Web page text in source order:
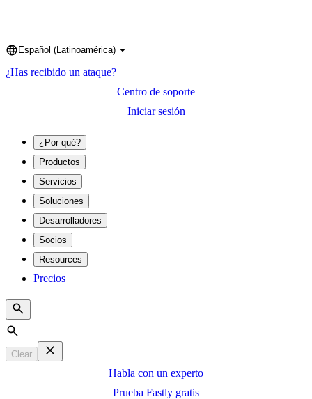
Language
Español (Latinoamérica)
¿Has recibido un ataque?
Centro de soporte
Iniciar sesión
¿Por qué?
Productos
Servicios
Soluciones
Desarrolladores
Socios
Resources
Precios
Search
Clear
Habla con un experto
Prueba Fastly gratis